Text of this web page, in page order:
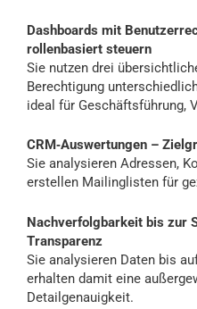
Dashboards mit
rollenbasiert steuern
Sie nutzen drei
Berechtigung
ideal für Geschäftsführung,
CRM‑Auswertungen –
Sie analysieren Adressen,
erstellen Mailinglisten für
Nachverfolgbarkeit bis zur
Transparenz
Sie analysieren Daten bis
erhalten damit eine
Detailgenauigkeit.